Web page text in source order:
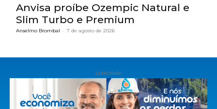
Anvisa proíbe Ozempic Natural e
Slim Turbo e Premium
Anselmo Brombal - 7 de agosto de 2026
publicidade